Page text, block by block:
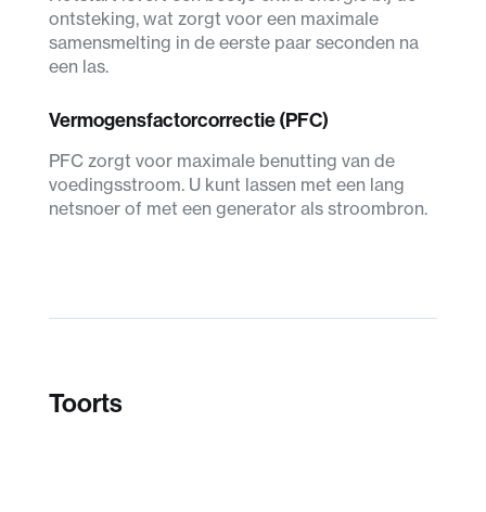
ontsteking, wat zorgt voor een maximale
samensmelting in de eerste paar seconden na
een las.
Vermogensfactorcorrectie (PFC)
PFC zorgt voor maximale benutting van de
voedingsstroom. U kunt lassen met een lang
netsnoer of met een generator als stroombron.
Toorts